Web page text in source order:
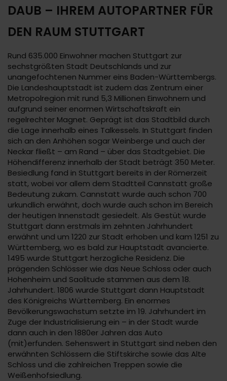
DAUB – IHREM AUTOPARTNER FÜR
DEN RAUM STUTTGART
Rund 635.000 Einwohner machen Stuttgart zur
sechstgrößten Stadt Deutschlands und zur
unangefochtenen Nummer eins Baden-Württembergs.
Die Landeshauptstadt ist zudem das Zentrum einer
Metropolregion mit rund 5,3 Millionen Einwohnern und
aufgrund seiner enormen Wirtschaftskraft ein
regelrechter Magnet. Geprägt ist das Stadtbild durch
die Lage innerhalb eines Talkessels. In Stuttgart finden
sich an den Anhöhen sogar Weinberge und auch der
Neckar fließt – am Rand – über das Stadtgebiet. Die
Höhendifferenz innerhalb der Stadt beträgt 350 Meter.
Besiedlung fand in Stuttgart bereits in der Römerzeit
statt, wobei vor allem dem Stadtteil Cannstatt große
Bedeutung zukam. Cannstatt wurde auch schon 700
urkundlich erwähnt, doch wurde auch schon im Bereich
der heutigen Innenstadt gesiedelt. Als Gestüt wurde
Stuttgart dann erstmals im zehnten Jahrhundert
erwähnt und um 1220 zur Stadt erhoben und kam 1251 zu
Württemberg, wo es bald zur Hauptstadt avancierte.
1495 wurde Stuttgart herzogliche Residenz. Die
prägenden Schlösser wie das Neue Schloss oder auch
Hohenheim und Saolitude stammen aus dem 18.
Jahrhundert. 1806 wurde Stuttgart dann Hauptstadt
des Königreichs Württemberg. Ein enormes
Bevölkerungswachstum setzte im 19. Jahrhundert im
Zuge der Industrialisierung ein – in der Stadt wurde
dann auch in den 1880er Jahren das Auto
(mit)erfunden. Sehenswert in Stuttgart sind neben den
erwähnten Schlössern die Stiftskirche sowie das Alte
Schloss und die zahlreichen Treppen sowie die
Weißenhofsiedlung.